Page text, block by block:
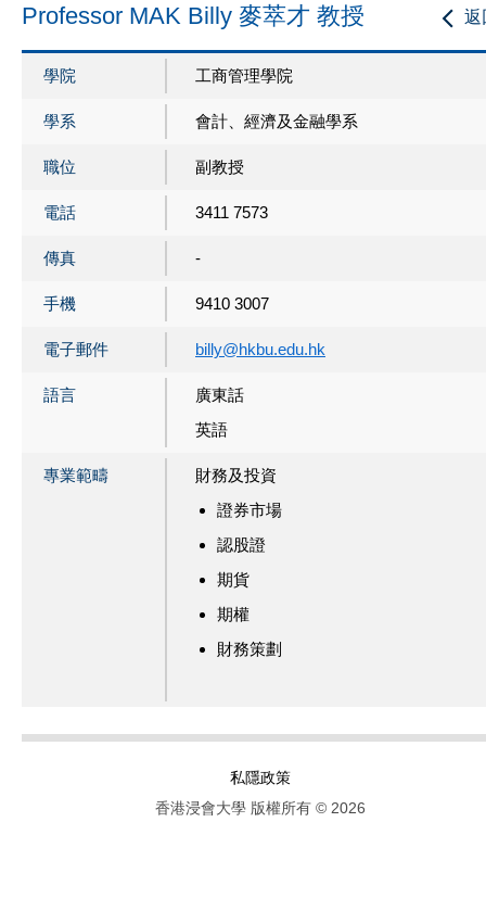
返
Professor MAK Billy 麥萃才 教授
學院 工商管理學院
學系 會計、經濟及金融學系
職位 副教授
電話 3411 7573
傳真 -
手機 9410 3007
電子郵件 billy@hkbu.edu.hk
語言
廣東話
英語
專業範疇
財務及投資
證券市場
認股證
期貨
期權
財務策劃
私隱政策
香港浸會大學 版權所有 © 2026